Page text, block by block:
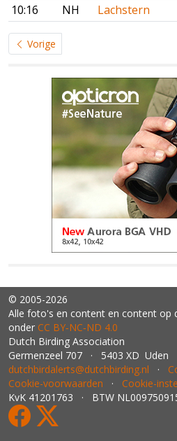
10:16
NH Lachstern
Vorige
© 2005-2026
Alle foto's en content en content op
onder CC BY‑NC‑ND 4.0
Dutch Birding Association
Germenzeel 707 · 5403 XD Uden
dutchbirdalerts@dutchbirding.nl ·
Cookie-voorwaarden · Cookie-
KvK 41201763 · BTW